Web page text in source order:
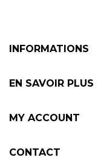
INFORMATIONS
EN SAVOIR PLUS
MY ACCOUNT
CONTACT